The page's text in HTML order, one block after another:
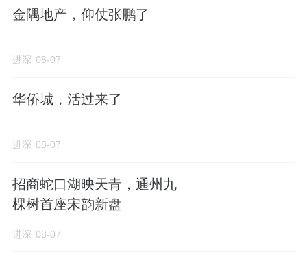
金隅地产，仰仗张鹏了
进深 08-07
华侨城，活过来了
进深 08-07
招商蛇口湖映天青，通州九
棵树首座宋韵新盘
进深 08-07